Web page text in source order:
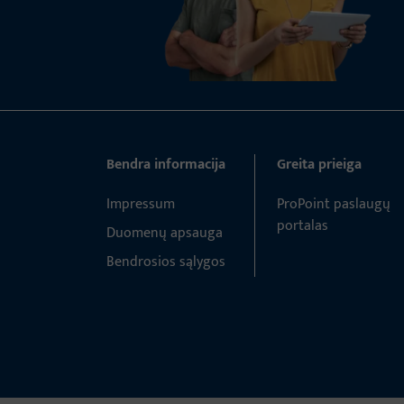
Bendra informacija
Impressum
Duomenų apsauga
Bendrosios sąlygos
Greita prieiga
ProPoint paslaugų
portalas